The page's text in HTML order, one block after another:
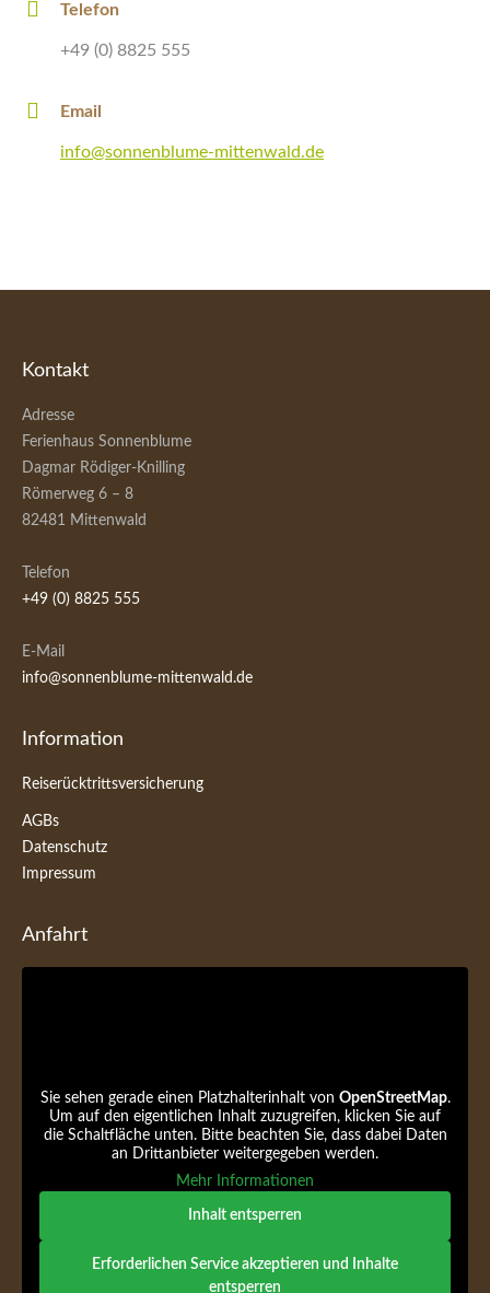
Telefon
+49 (0) 8825 555
Email
info@sonnenblume-mittenwald.de
Kontakt
Adresse
Ferienhaus Sonnenblume
Dagmar Rödiger-Knilling
Römerweg 6 – 8
82481 Mittenwald
Telefon
+49 (0) 8825 555
E-Mail
info@sonnenblume-mittenwald.de
Information
Reiserücktrittsversicherung
AGBs
Datenschutz
Impressum
Anfahrt
Sie sehen gerade einen Platzhalterinhalt von OpenStreetMap.
Um auf den eigentlichen Inhalt zuzugreifen, klicken Sie auf
die Schaltfläche unten. Bitte beachten Sie, dass dabei Daten
an Drittanbieter weitergegeben werden.
Mehr Informationen
Inhalt entsperren
Erforderlichen Service akzeptieren und Inhalte
entsperren